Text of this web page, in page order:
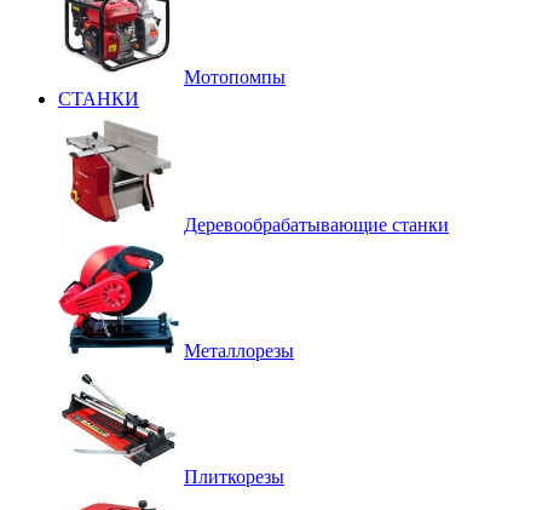
Мотопомпы
СТАНКИ
Деревообрабатывающие станки
Металлорезы
Плиткорезы